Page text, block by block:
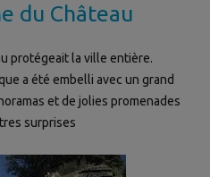
du Château
protégeait la ville entière.
a été embelli avec un grand
et de jolies promenades
surprises